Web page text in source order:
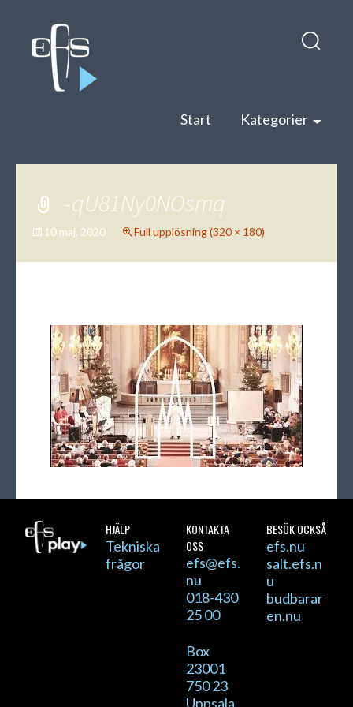
Start Kategorier
Sök
efter:
-qU81Ny0NOsmq
10 maj, 2020 Full upplösning (320 × 180)
HJÄLP
Tekniska
frågor
KONTAKTA
OSS
efs@efs.
nu
018-430
25 00
Box
23001
750 23
Uppsala
BESÖK OCKSÅ
efs.nu
salt.efs.n
u
budbarar
en.nu